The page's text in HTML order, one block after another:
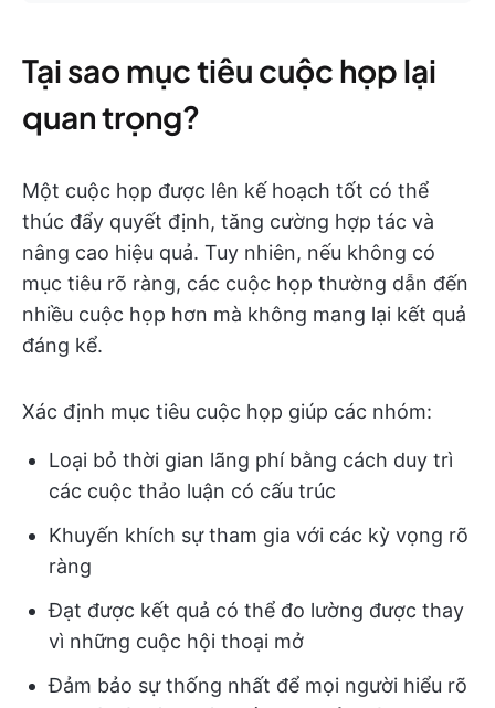
Tại sao mục tiêu cuộc họp lại
quan trọng?
Một cuộc họp được lên kế hoạch tốt có thể
thúc đẩy quyết định, tăng cường hợp tác và
nâng cao hiệu quả. Tuy nhiên, nếu không có
mục tiêu rõ ràng, các cuộc họp thường dẫn đến
nhiều cuộc họp hơn mà không mang lại kết quả
đáng kể.
Xác định mục tiêu cuộc họp giúp các nhóm:
Loại bỏ thời gian lãng phí bằng cách duy trì
các cuộc thảo luận có cấu trúc
Khuyến khích sự tham gia với các kỳ vọng rõ
ràng
Đạt được kết quả có thể đo lường được thay
vì những cuộc hội thoại mở
Đảm bảo sự thống nhất để mọi người hiểu rõ